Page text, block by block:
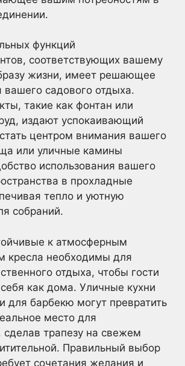
функций
соответствующих вашему
жизни, имеет решающее
вашего садового отдыха.
такие как фонтан или
издают успокаивающий
центром внимания вашего
или уличные камины
использования вашего
в прохладные
тепло и уютную
собраний.
к атмосферным
кресла необходимы для
отдыха, чтобы гости
как дома. Уличные кухни
для барбекю могут превратить
место для
сделав трапезу на свежем
Правильный выбор
сочетания желания и